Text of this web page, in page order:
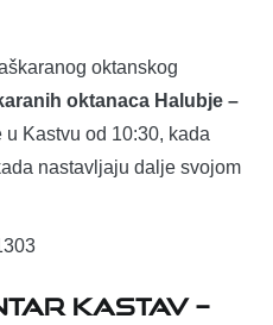
oktanskog
oktanaca Halubje –
u Kastvu od 10:30, kada
nastavljaju dalje svojom
Kastav –